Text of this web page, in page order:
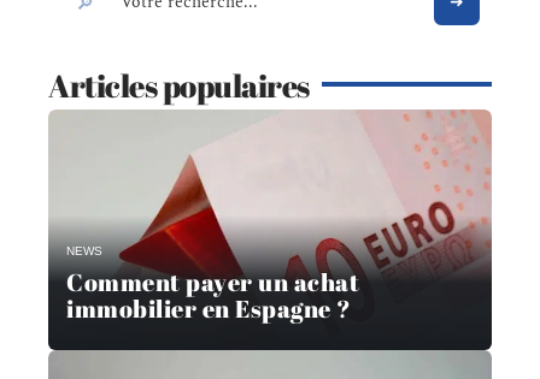
Articles populaires
NEWS
Comment payer un achat
immobilier en Espagne ?